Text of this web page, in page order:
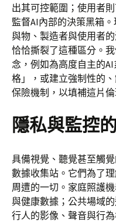
出其可控範圍；使用者
監督AI內部的決策黑箱
與物、製造者與使用者
恰恰撕裂了這種區分。
念，例如為高度自主的
格」，或建立強制性的
保險機制，以填補這片
隱私與監控
具備視覺、聽覺甚至觸
數據收集站。它們為了
周遭的一切。家庭照護
與健康數據；公共場域
行人的影像、聲音與行